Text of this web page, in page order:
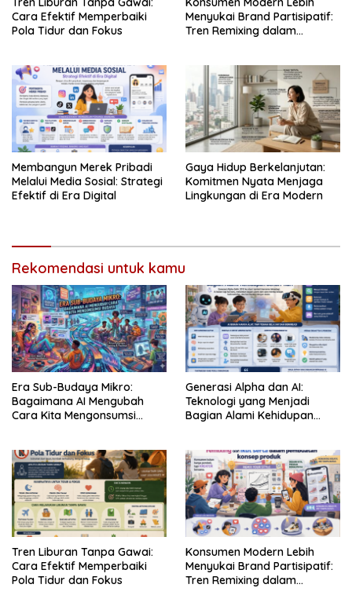
Cara Efektif Memperbaiki
Pola Tidur dan Fokus
Menyukai Brand Partisipatif:
Tren Remixing dalam
Membangun Merek Pribadi
Melalui Media Sosial: Strategi
Efektif di Era Digital
Gaya Hidup Berkelanjutan:
Komitmen Nyata Menjaga
Lingkungan di Era Modern
Rekomendasi untuk kamu
Era Sub-Budaya Mikro:
Bagaimana AI Mengubah
Cara Kita Mengonsumsi
Generasi Alpha dan AI:
Teknologi yang Menjadi
Bagian Alami Kehidupan
Tren Liburan Tanpa Gawai:
Cara Efektif Memperbaiki
Pola Tidur dan Fokus
Konsumen Modern Lebih
Menyukai Brand Partisipatif:
Tren Remixing dalam